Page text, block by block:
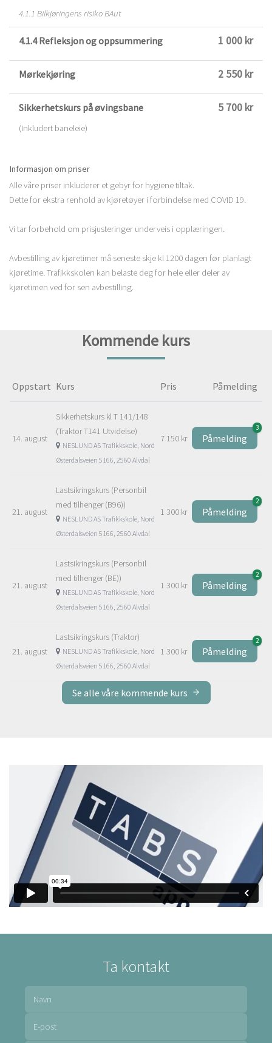
4.1.1 Bilkjøringens risiko BAut
4.1.4 Refleksjon og oppsummering 1 000 kr
Mørkekjøring 2 550 kr
Sikkerhetskurs på øvingsbane
(Inkludert baneleie)
5 700 kr
Informasjon om priser
Alle våre priser inkluderer et gebyr for hygiene tiltak.
Dette for ekstra renhold av kjøretøyer i forbindelse med COVID 19.
Vi tar forbehold om prisjusteringer underveis i opplæringen.
Avbestilling av kjøretimer må seneste skje kl 1200 dagen før planlagt
kjøretime. Trafikkskolen kan belaste deg for hele eller deler av
kjøretimen ved for sen avbestilling.
Kommende kurs
Oppstart Kurs Pris Påmelding
14. august
Sikkerhetskurs kl T 141/148
(Traktor T141 Utvidelse)
NESLUND AS Trafikkskole, Nord
Østerdalsveien 5166, 2560 Alvdal
7 150 kr Påmelding
3
21. august
Lastsikringskurs (Personbil
med tilhenger (B96))
NESLUND AS Trafikkskole, Nord
Østerdalsveien 5166, 2560 Alvdal
1 300 kr Påmelding
2
21. august
Lastsikringskurs (Personbil
med tilhenger (BE))
NESLUND AS Trafikkskole, Nord
Østerdalsveien 5166, 2560 Alvdal
1 300 kr Påmelding
2
21. august
Lastsikringskurs (Traktor)
NESLUND AS Trafikkskole, Nord
Østerdalsveien 5166, 2560 Alvdal
1 300 kr Påmelding
2
Se alle våre kommende kurs
Ta kontakt